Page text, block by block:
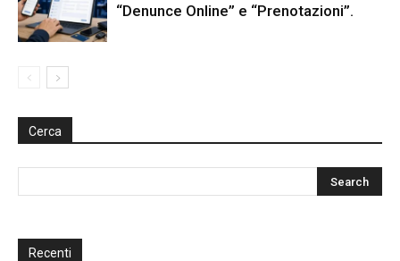
“Denunce Online” e “Prenotazioni”.
Cerca
Recenti